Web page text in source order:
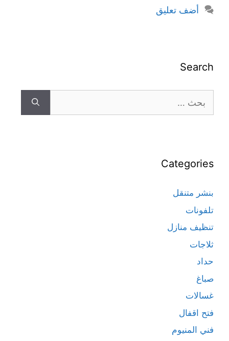
أضف تعليق
Search
Categories
بنشر متنقل
تلفونات
تنظيف منازل
ثلاجات
حداد
صباغ
غسالات
فتح اقفال
فني المنيوم